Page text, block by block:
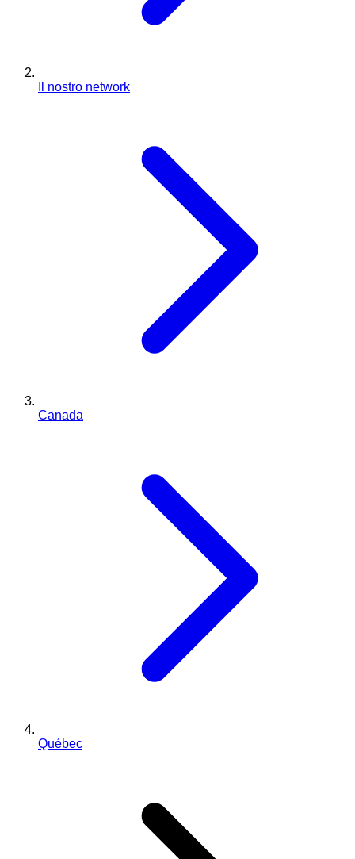
Il nostro network
Canada
Québec